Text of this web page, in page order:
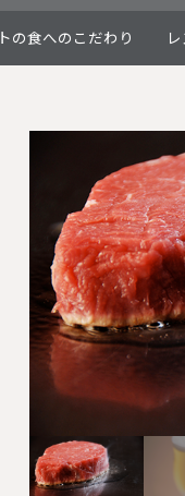
の食へのこだわり